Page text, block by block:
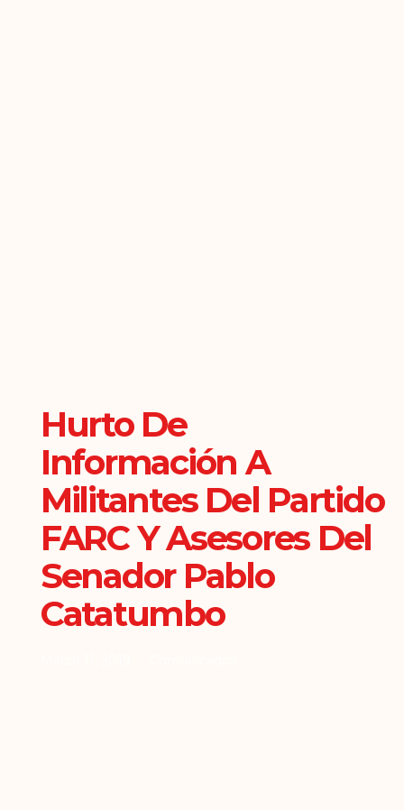
Hurto De
Información A
Militantes Del Partido
FARC Y Asesores Del
Senador Pablo
Catatumbo